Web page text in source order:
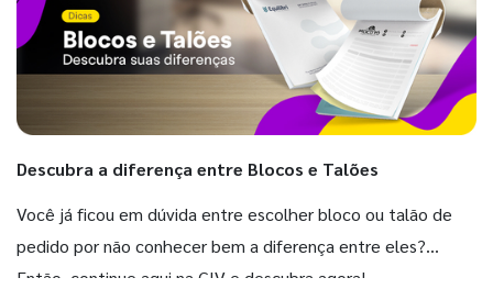
Descubra a diferença entre Blocos e Talões
Você já ficou em dúvida entre escolher bloco ou talão de
pedido por não conhecer bem a diferença entre eles?
Então, continue aqui na GIV e descubra agora!